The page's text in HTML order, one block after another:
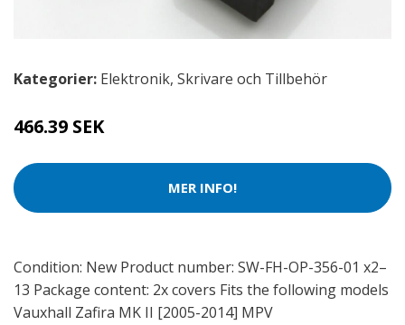
Kategorier: Elektronik, Skrivare och Tillbehör
466.39 SEK
MER INFO!
Condition: New Product number: SW-FH-OP-356-01 x2–
13 Package content: 2x covers Fits the following models
Vauxhall Zafira MK II [2005-2014] MPV